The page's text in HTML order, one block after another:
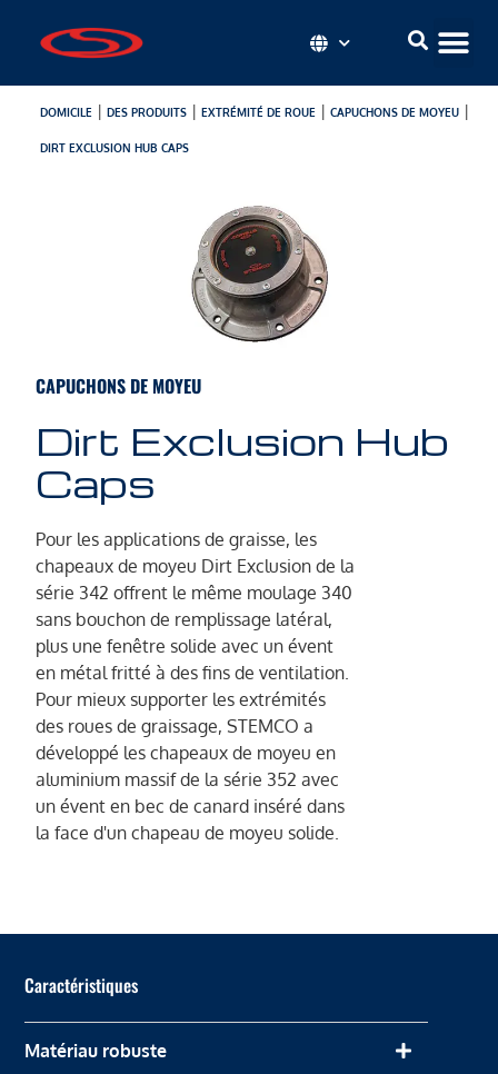
DOMICILE | DES PRODUITS| EXTRÉMITÉ DE ROUE | CAPUCHONS DE MOYEU|
DIRT EXCLUSION HUB CAPS
CAPUCHONS DE MOYEU
Dirt Exclusion Hub
Caps
Pour les applications de graisse, les
chapeaux de moyeu Dirt Exclusion de la
série 342 offrent le même moulage 340
sans bouchon de remplissage latéral,
plus une fenêtre solide avec un évent
en métal fritté à des fins de ventilation.
Pour mieux supporter les extrémités
des roues de graissage, STEMCO a
développé les chapeaux de moyeu en
aluminium massif de la série 352 avec
un évent en bec de canard inséré dans
la face d'un chapeau de moyeu solide.
Caractéristiques
Matériau robuste